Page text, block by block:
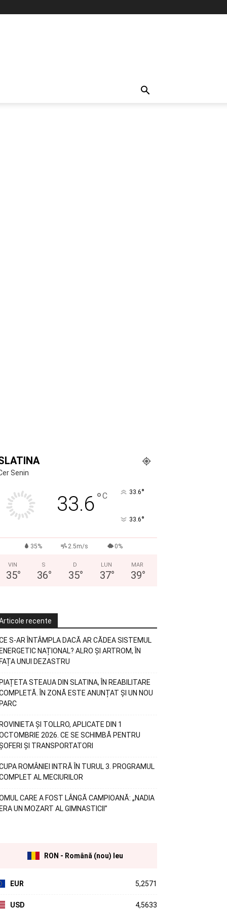
Senin
33.6°C 33.6°
33.6°
35% 2.5m/s 0%
VIN
35°
S
36°
D
35°
LUN
37°
MAR
39°
recente
S-AR ÎNTÂMPLA DACĂ AR CĂDEA SISTEMUL
ENERGETIC NAȚIONAL? ALRO ȘI ARTROM, ÎN
FAȚA UNUI DEZASTRU
PIAȚETA STEAUA DIN SLATINA, ÎN REABILITARE
ÎN ZONĂ ESTE ANUNȚAT ȘI UN NOU
PARC
ROVINIETA ȘI TOLLRO, APLICATE DIN 1
2026. CE SE SCHIMBĂ PENTRU
ȘI TRANSPORTATORI
ROMÂNIEI INTRĂ ÎN TURUL 3. PROGRAMUL
AL MECIURILOR
CARE A FOST LÂNGĂ CAMPIOANĂ: „NADIA
ERA UN MOZART AL GIMNASTICII”
RON - Română (nou) leu
EUR 5,2571
USD 4,5633